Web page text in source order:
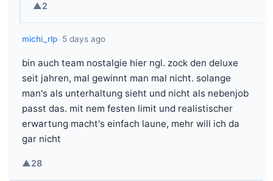
▲2
michi_rlp 5 days ago
bin auch team nostalgie hier ngl. zock den deluxe
seit jahren, mal gewinnt man mal nicht. solange
man's als unterhaltung sieht und nicht als nebenjob
passt das. mit nem festen limit und realistischer
erwartung macht's einfach laune, mehr will ich da
gar nicht
▲28